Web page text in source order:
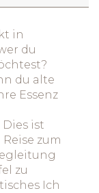
in
du
du alte
Essenz
ist
zum
zu
Ich